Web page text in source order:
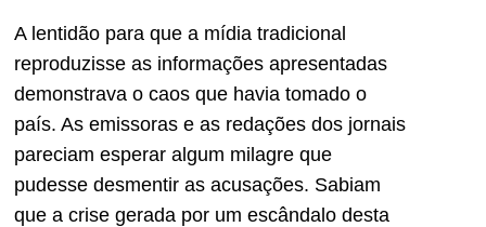
A lentidão para que a mídia tradicional
reproduzisse as informações apresentadas
demonstrava o caos que havia tomado o
país. As emissoras e as redações dos jornais
pareciam esperar algum milagre que
pudesse desmentir as acusações. Sabiam
que a crise gerada por um escândalo desta